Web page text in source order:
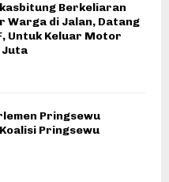
Berkeliaran
Warga di Jalan, Datang
Untuk Keluar Motor
Juta
Pringsewu
Pringsewu